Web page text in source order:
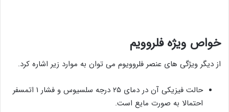
خواص ویژهفلروویم
از دیگر ویژگی های عنصر فلروویوم می توان به موارد زیر اشاره کرد.
حالت فیزیکی آن در دمای ۲۵ درجه سلسیوس و فشار ۱ اتمسفر
احتمالا به صورت مایع است.